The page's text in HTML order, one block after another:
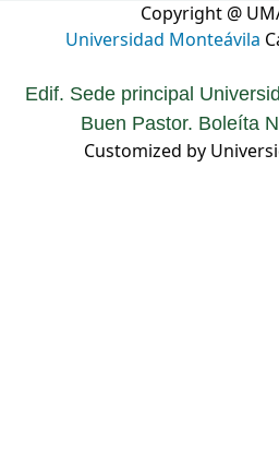
Copyright @
Universidad Monteávila
Edif. Sede principal
Buen Pastor. Boleíta
Customized by